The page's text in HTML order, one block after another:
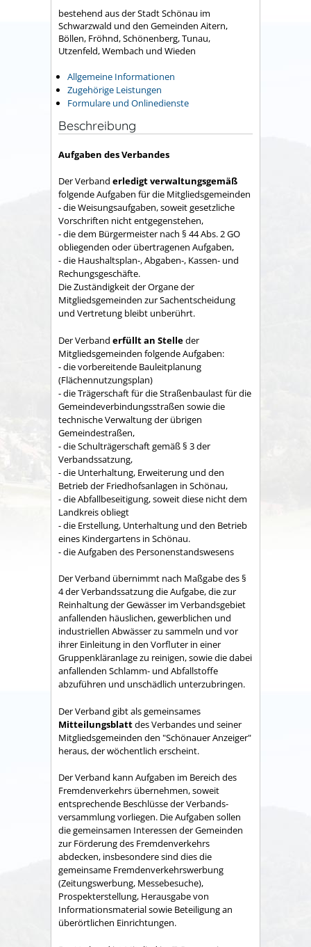
bestehend aus der Stadt Schönau im
Schwarzwald und den Gemeinden Aitern,
Böllen, Fröhnd, Schönenberg, Tunau,
Utzenfeld, Wembach und Wieden
Allgemeine Informationen
Zugehörige Leistungen
Formulare und Onlinedienste
Beschreibung
Aufgaben des Verbandes
Der Verband erledigt verwaltungsgemäß
folgende Aufgaben für die Mitgliedsgemeinden
- die Weisungsaufgaben, soweit gesetzliche
Vorschriften nicht entgegenstehen,
- die dem Bürgermeister nach § 44 Abs. 2 GO
obliegenden oder übertragenen Aufgaben,
- die Haushaltsplan-, Abgaben-, Kassen- und
Rechungs­geschäfte.
Die Zuständigkeit der Organe der
Mitgliedsgemeinden zur Sachent­scheidung
und Vertretung bleibt unberührt.
Der Verband erfüllt an Stelleder
Mitgliedsgemeinden folgende Aufgaben:
- die vorbereitende Bauleitplanung
(Flächennutzungsplan)
- die Trägerschaft für die Straßenbaulast für die
Gemeindeverbindungsstraßen sowie die
technische Verwaltung der übrigen
Gemeindestraßen,
- die Schulträgerschaft gemäß § 3 der
Verbandssatzung,
- die Unterhaltung, Erweiterung und den
Betrieb der Friedhofsanlagen in Schönau,
- die Abfallbeseitigung, soweit diese nicht dem
Land­kreis obliegt
- die Erstellung, Unterhaltung und den Betrieb
eines Kindergartens in Schönau.
- die Aufgaben des Personenstandswesens
Der Verband übernimmt nach Maßgabe des §
4 der Verbandssatzung die Aufgabe, die zur
Reinhaltung der Gewässer im Verbandsgebiet
anfallenden häuslichen, gewerblichen und
industriellen Abwässer zu sammeln und vor
ihrer Einleitung in den Vorfluter in einer
Gruppenkläranlage zu reinigen, sowie die dabei
anfallenden Schlamm- und Abfallstoffe
abzuführen und unschädlich unterzubringen.
Der Verband gibt als gemeinsames
Mitteilungsblattdes Verbandes und seiner
Mitgliedsgemeinden den "Schönauer Anzeiger"
heraus, der wöchentlich erscheint.
Der Verband kann Aufgaben im Bereich des
Fremdenverkehrs übernehmen, soweit
entsprechende Beschlüsse der Verbands­
versammlung vorliegen. Die Aufgaben sollen
die gemeinsamen Interessen der Gemeinden
zur Förderung des Fremdenverkehrs
abdecken, insbesondere sind dies die
gemeinsame Fremden­verkehrswerbung
(Zeitungswerbung, Messebesuche),
Prospekter­stellung, Herausgabe von
Informationsmaterial sowie Betei­ligung an
überörtlichen Einrichtungen.